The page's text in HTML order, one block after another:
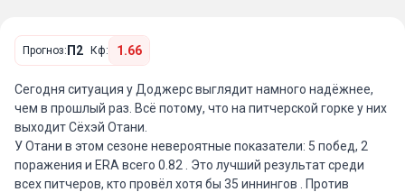
Прогноз: П2 Кф: 1.66
Сегодня ситуация у Доджерс выглядит намного надёжнее,
чем в прошлый раз. Всё потому, что на питчерской горке у них
выходит Сёхэй Отани.
У Отани в этом сезоне невероятные показатели: 5 побед, 2
поражения и ERA всего 0.82 . Это лучший результат среди
всех питчеров, кто провёл хотя бы 35 иннингов . Против